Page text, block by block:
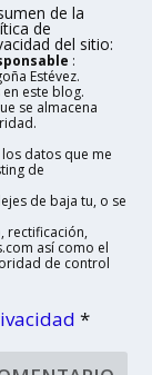
de la
de
del sitio:
:
Estévez.
este blog.
se almacena
datos que me
de
de baja tu, o se
rectificación,
así como el
de control
*